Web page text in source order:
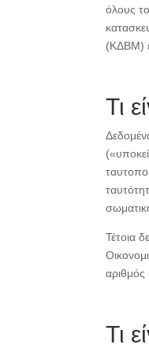
όλους
(ΚΔΒΜ)
Τι
Τέτοια
αριθμός
Τι